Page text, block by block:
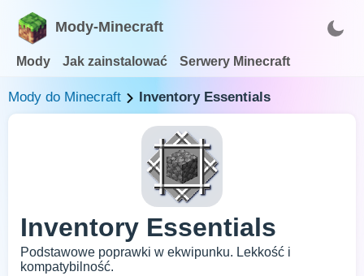
Mody-Minecraft
Mody Jak zainstalować Serwery Minecraft
Mody do Minecraft Inventory Essentials
Inventory Essentials
Podstawowe poprawki w ekwipunku. Lekkość i
kompatybilność.